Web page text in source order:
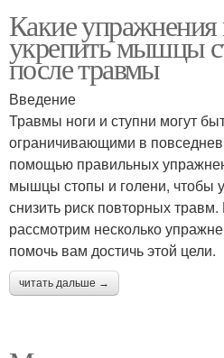
Какие
укрепить мышцы
после травмы
Введение
Травмы ноги и ступни могут
ограничивающими в
помощью правильных
мышцы стопы и голени, чтобы
снизить риск повторных
рассмотрим несколько
помочь вам достичь этой цели.
читать дальше →